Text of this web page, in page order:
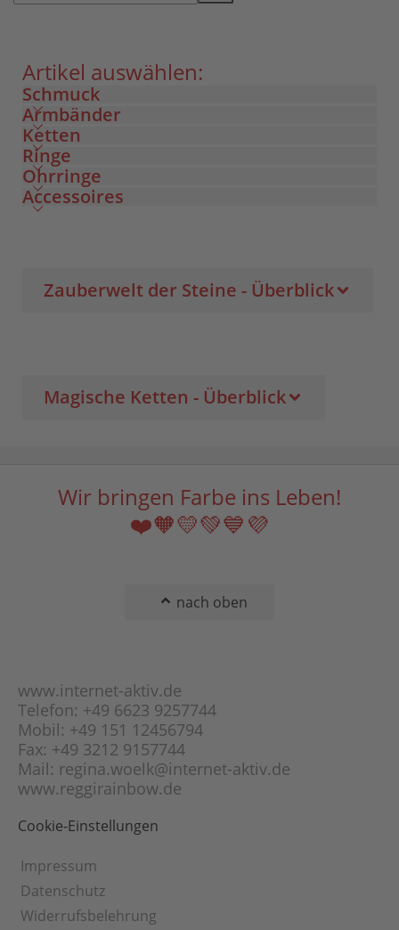
Artikel auswählen:
Schmuck
Armbänder
Ketten
Ringe
Ohrringe
Accessoires
Zauberwelt der Steine - Überblick
Magische Ketten - Überblick
Wir bringen Farbe ins Leben!
❤️🧡💛💚💙💜
nach oben
www.internet-aktiv.de
Telefon: +49 6623 9257744
Mobil: +49 151 12456794
Fax: +49 3212 9157744
Mail: regina.woelk@internet-aktiv.de
www.reggirainbow.de
Cookie-Einstellungen
Impressum
Datenschutz
Widerrufsbelehrung